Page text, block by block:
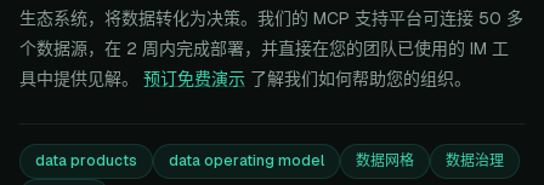
生态系统，将数据转化为决策。我们的 MCP 支持平台可连接 50 多
个数据源，在 2 周内完成部署，并直接在您的团队已使用的 IM 工
具中提供见解。 预订免费演示 了解我们如何帮助您的组织。
data products data operating model 数据网格
数据治理